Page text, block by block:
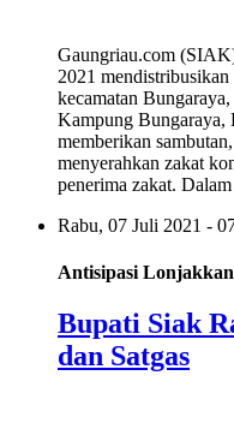
Gaungriau.com
2021
kecamatan
Kampung Bungaraya,
memberikan
menyerahkan zakat
penerima zakat.
Rabu, 07 Juli 2021 -
Antisipasi
Bupati Siak
dan Satgas